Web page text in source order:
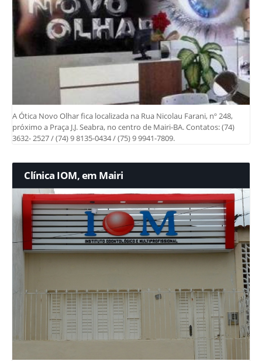
A Ótica Novo Olhar fica localizada na Rua Nicolau Farani, nº 248,
próximo a Praça J.J. Seabra, no centro de Mairi-BA. Contatos: (74)
3632- 2527 / (74) 9 8135-0434 / (75) 9 9941-7809.
Clínica IOM, em Mairi